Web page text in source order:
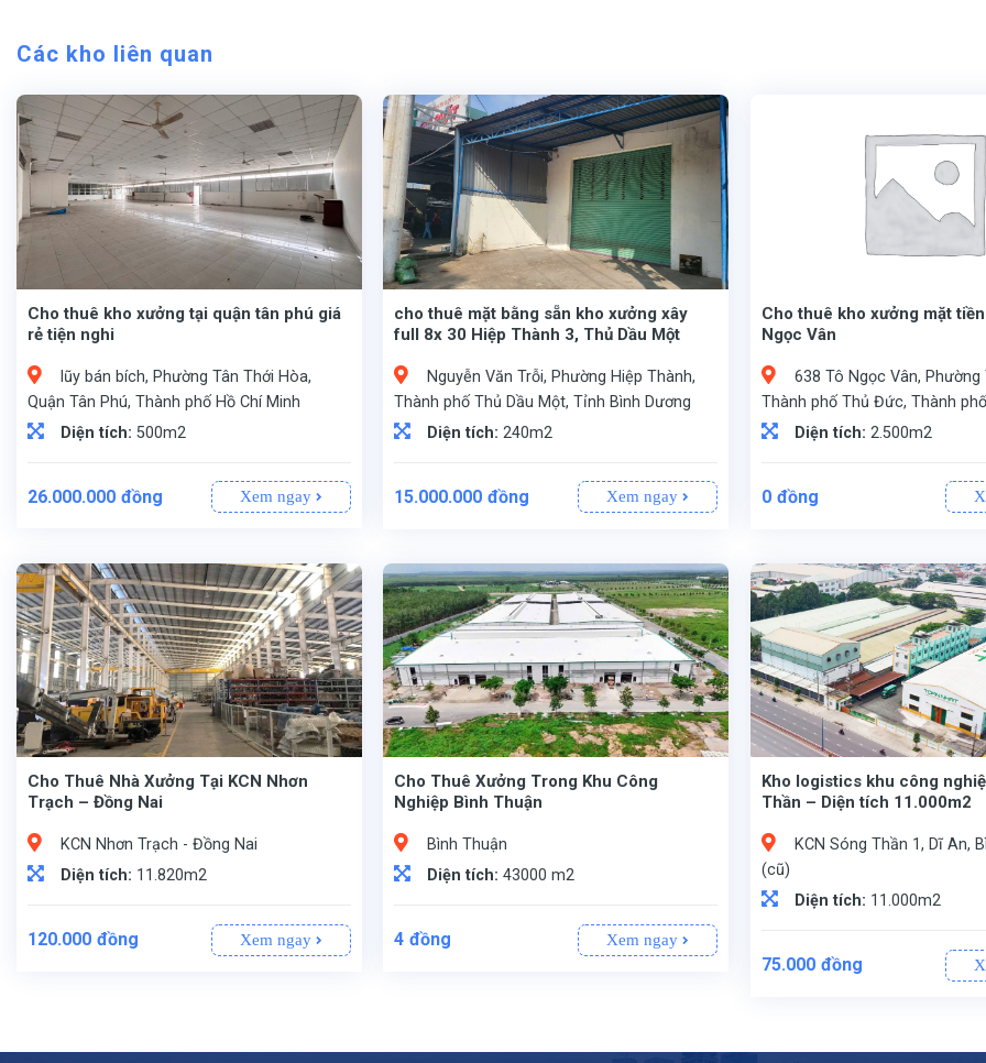
Các kho liên quan
Cho thuê kho xưởng tại quận tân phú giá
rẻ tiện nghi
lũy bán bích, Phường Tân Thới Hòa,
Quận Tân Phú, Thành phố Hồ Chí Minh
Diện tích: 500m2
26.000.000 đồng Xem ngay
cho thuê mặt bằng sẵn kho xưởng xây
full 8x 30 Hiệp Thành 3, Thủ Dầu Một
Nguyễn Văn Trỗi, Phường Hiệp Thành,
Thành phố Thủ Dầu Một, Tỉnh Bình Dương
Diện tích:240m2
15.000.000 đồng Xem ngay
Cho thuê kho xưởng mặt
Ngọc Vân
638 Tô Ngọc Vân, Phường
Thành phố Thủ Đức, Thành
Diện tích: 2.500m2
0 đồng
Cho Thuê Nhà Xưởng Tại KCN Nhơn
Trạch – Đồng Nai
KCN Nhơn Trạch - Đồng Nai
Diện tích: 11.820m2
120.000 đồng Xem ngay
Cho Thuê Xưởng Trong Khu Công
Nghiệp Bình Thuận
Bình Thuận
Diện tích:43000 m2
4 đồng Xem ngay
Kho logistics khu công
Thần – Diện tích 11.000m2
KCN Sóng Thần 1, Dĩ An,
(cũ)
Diện tích: 11.000m2
75.000 đồng